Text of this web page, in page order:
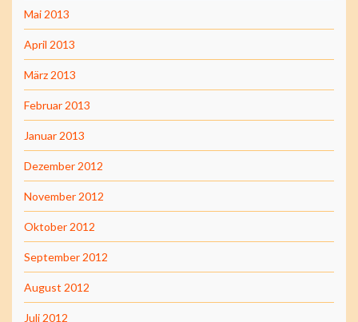
Mai 2013
April 2013
März 2013
Februar 2013
Januar 2013
Dezember 2012
November 2012
Oktober 2012
September 2012
August 2012
Juli 2012